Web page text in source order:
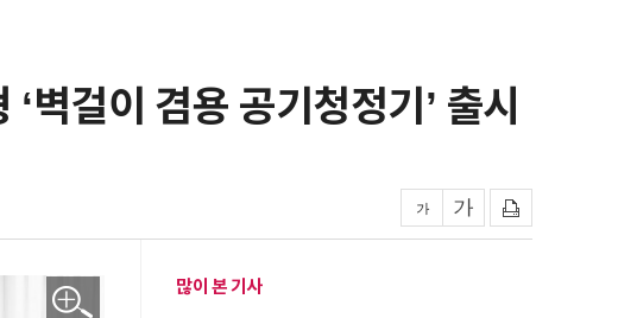
걸이 겸용 공기청정기’ 출시
많이 본 기사